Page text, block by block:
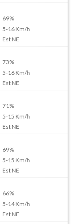
69%
5-16Km/h
Est NE
73%
5-16Km/h
Est NE
71%
5-15 Km/h
Est NE
69%
5-15 Km/h
Est NE
66%
5-14Km/h
Est NE